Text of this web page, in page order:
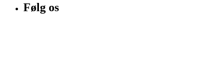
Følg os